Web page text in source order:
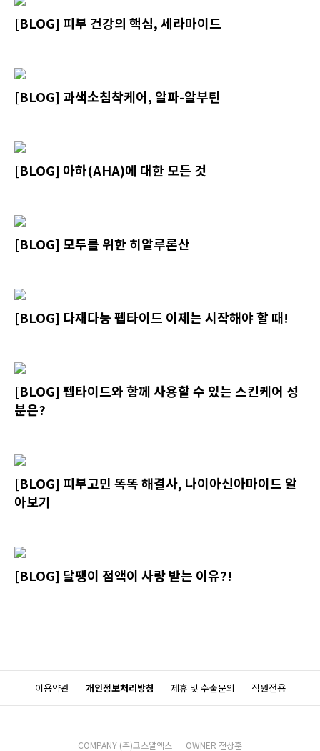
[BLOG] 피부 건강의 핵심, 세라마이드
[BLOG] 과색소침착케어, 알파-알부틴
[BLOG] 아하(AHA)에 대한 모든 것
[BLOG] 모두를 위한 히알루론산
[BLOG] 다재다능 펩타이드 이제는 시작해야 할 때!
[BLOG] 펩타이드와 함께 사용할 수 있는 스킨케어 성
분은?
[BLOG] 피부고민 똑똑 해결사, 나이아신아마이드 알
아보기
[BLOG] 달팽이 점액이 사랑 받는 이유?!
이용약관 개인정보처리방침 제휴 및 수출문의 직원전용
COMPANY (주)코스알엑스 OWNER 전상훈